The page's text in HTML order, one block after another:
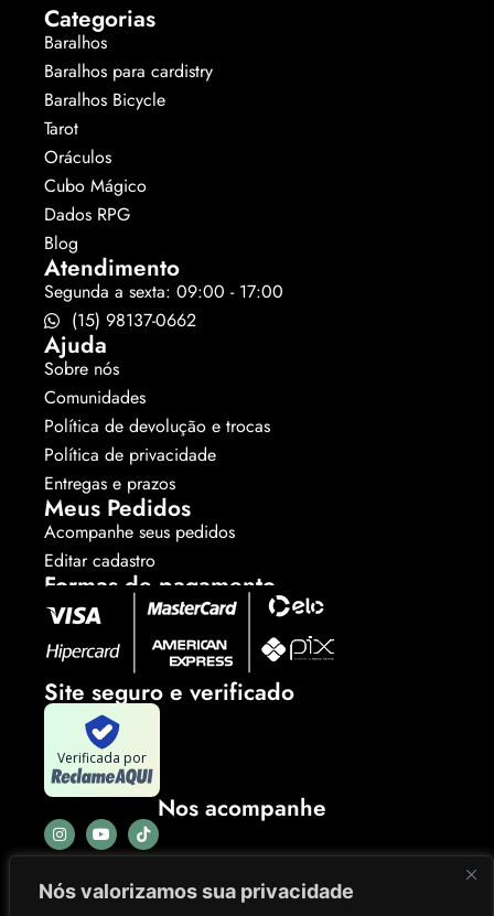
Nós valorizamos sua privacidade
Categorias
Baralhos
Baralhos para cardistry
Baralhos Bicycle
Tarot
Oráculos
Cubo Mágico
Dados RPG
Blog
Atendimento
Segunda a sexta: 09:00 - 17:00
(15) 98137-0662
Ajuda
Sobre nós
Comunidades
Política de devolução e trocas
Política de privacidade
Entregas e prazos
Meus Pedidos
Acompanhe seus pedidos
Editar cadastro
Formas de pagamento
Site seguro e verificado
Verificada por
Nos acompanhe